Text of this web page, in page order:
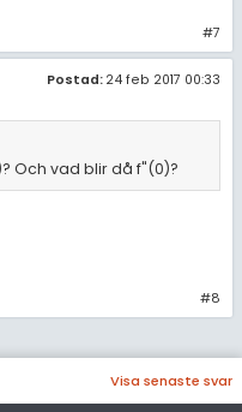
#7
Postad: 24 feb 2017 00:33
Och vad blir då f"(0)?
#8
Visa senaste svar